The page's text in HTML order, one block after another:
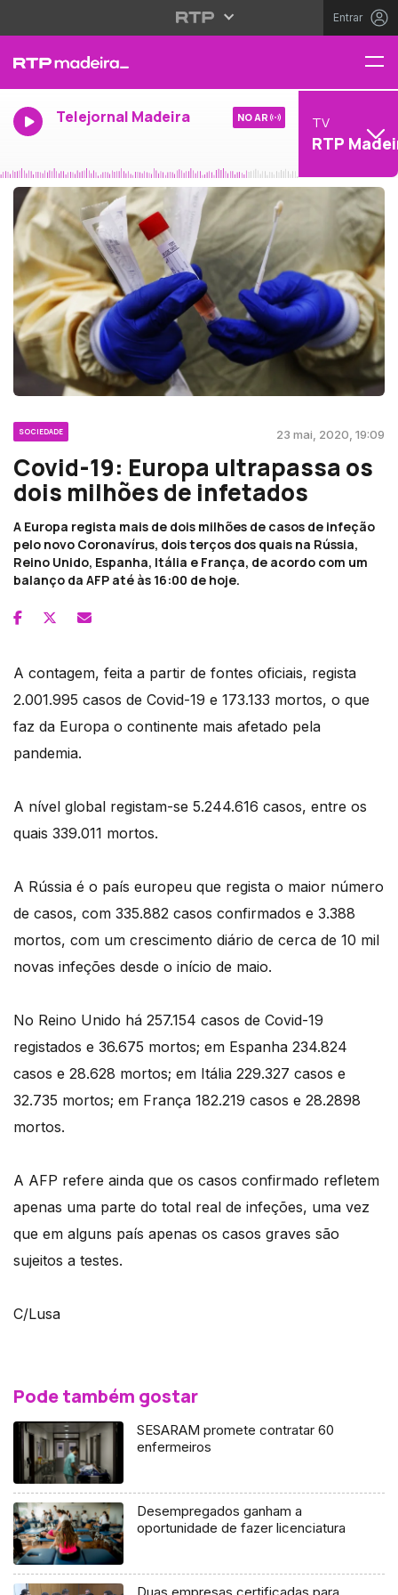
Entrar
Telejornal Madeira NO AR TV
RTP
SOCIEDADE 23 mai, 2020, 19:09
Covid-19: Europa ultrapassa os
dois milhões de infetados
A Europa regista mais de dois milhões de casos de infeção
pelo novo Coronavírus, dois terços dos quais na Rússia,
Reino Unido, Espanha, Itália e França, de acordo com um
balanço da AFP até às 16:00 de hoje.
A contagem, feita a partir de fontes oficiais, regista
2.001.995 casos de Covid-19 e 173.133 mortos, o que
faz da Europa o continente mais afetado pela
pandemia.
A nível global registam-se 5.244.616 casos, entre os
quais 339.011 mortos.
A Rússia é o país europeu que regista o maior número
de casos, com 335.882 casos confirmados e 3.388
mortos, com um crescimento diário de cerca de 10 mil
novas infeções desde o início de maio.
No Reino Unido há 257.154 casos de Covid-19
registados e 36.675 mortos; em Espanha 234.824
casos e 28.628 mortos; em Itália 229.327 casos e
32.735 mortos; em França 182.219 casos e 28.2898
mortos.
A AFP refere ainda que os casos confirmado refletem
apenas uma parte do total real de infeções, uma vez
que em alguns país apenas os casos graves são
sujeitos a testes.
C/Lusa
Pode também gostar
SESARAM promete contratar 60
enfermeiros
Desempregados ganham a
oportunidade de fazer licenciatura